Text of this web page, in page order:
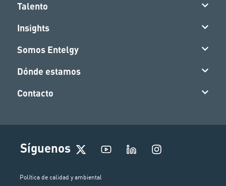
Talento
Insights
Somos Entelgy
Dónde estamos
Contacto
Síguenos
I
n
Política de calidad y ambiental